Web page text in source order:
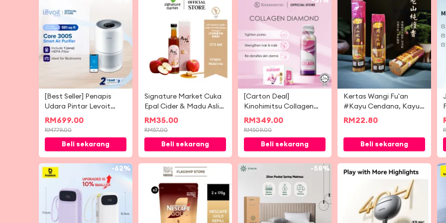
[Best Seller] Penapis
Udara Pintar Levoit
Core 300S Penapis
HEPA Gred Perubatan
dengan Kawalan
Aplikasi Pintar (54 m²/
581 kaki persegi)
RM 699.00
RM779.00
Beli sekarang
Signature Market Cuka
Epal Cider & Madu Asli
(375ml)
RM 35.00
RM57.00
Beli sekarang
[Carton Deal]
Kinohimitsu Collagen
Diamond / Collagen
Beauty | Mengetatkan
Pori-pori |
Mengencangkan | Kulit
Bercahaya
RM 349.00
RM509.00
Beli sekarang
Kertas Wangi Fu'an
#Kayu Cendana, Kayu
Cendana Tulen
Semulajadi, Asap
Sedikit, Abu Rendah,
Tiada Bahan Kimia
RM 22.80
Beli sekarang
-62% -58% - 62%